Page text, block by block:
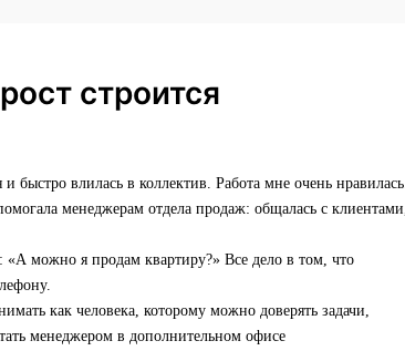
строится
влилась в коллектив. Работа мне очень нравилась.
менеджерам отдела продаж: общалась с клиентами,
можно я продам квартиру?» Все дело в том, что
как человека, которому можно доверять задачи,
менеджером в дополнительном офисе